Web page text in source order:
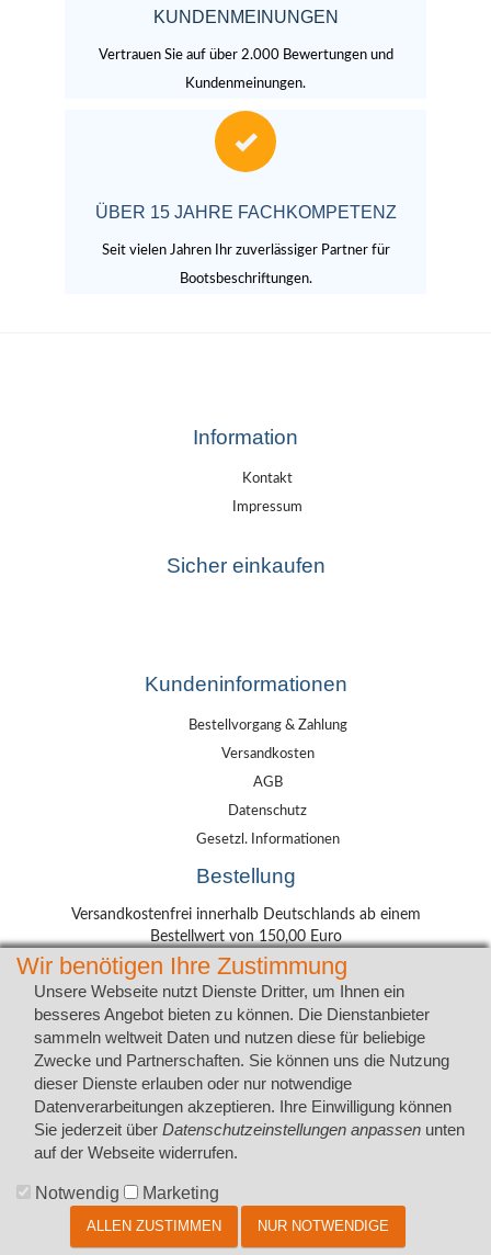
KUNDENMEINUNGEN
Vertrauen Sie auf über 2.000 Bewertungen und
Kundenmeinungen.
ÜBER 15 JAHRE FACHKOMPETENZ
Seit vielen Jahren Ihr zuverlässiger Partner für
Bootsbeschriftungen.
Information
Kontakt
Impressum
Sicher einkaufen
Kundeninformationen
Bestellvorgang & Zahlung
Versandkosten
AGB
Datenschutz
Gesetzl. Informationen
Bestellung
Versandkostenfrei innerhalb Deutschlands ab einem
Bestellwert von 150,00 Euro
Lieferung mit DHL
Wunschadresse
Packstation
Postfiliale
Zahlungsarten
Wir benötigen Ihre Zustimmung
Unsere Webseite nutzt Dienste Dritter, um Ihnen ein
besseres Angebot bieten zu können. Die Dienstanbieter
sammeln weltweit Daten und nutzen diese für beliebige
Zwecke und Partnerschaften. Sie können uns die Nutzung
dieser Dienste erlauben oder nur notwendige
Datenverarbeitungen akzeptieren. Ihre Einwilligung können
Sie jederzeit über Datenschutzeinstellungen anpassen unten
auf der Webseite widerrufen.
Notwendig Marketing
ALLEN ZUSTIMMEN NUR NOTWENDIGE